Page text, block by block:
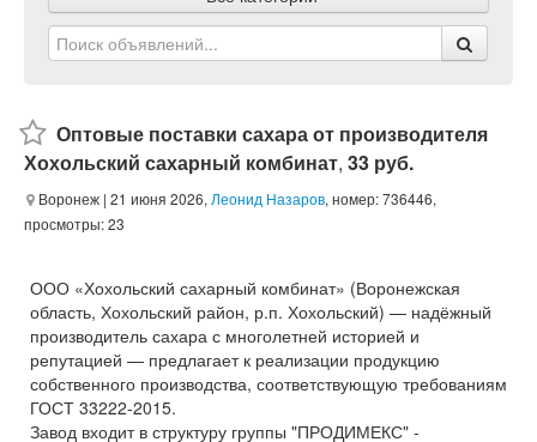
Магазины
Услуги
Оптовые поставки сахара от производителя
Хохольский сахарный комбинат, 33 руб.
Воронеж | 21 июня 2026, Леонид Назаров, номер: 736446,
просмотры: 23
ООО «Хохольский сахарный комбинат» (Воронежская
область, Хохольский район, р.п. Хохольский) — надёжный
производитель сахара с многолетней историей и
репутацией — предлагает к реализации продукцию
собственного производства, соответствующую требованиям
ГОСТ 33222-2015.
Завод входит в структуру группы "ПРОДИМЕКС" -